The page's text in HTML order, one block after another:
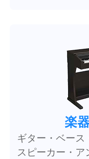
楽
ギター・ベース
スピーカー・